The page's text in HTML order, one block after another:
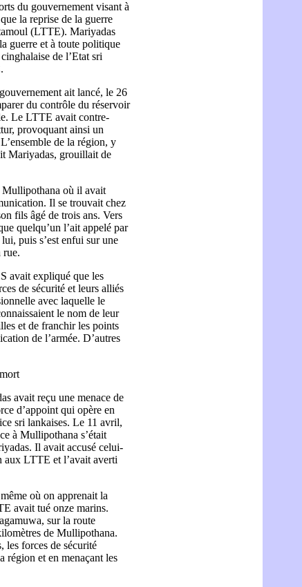
du gouvernement visant à
la reprise de la guerre
(LTTE). Mariyadas
guerre et à toute politique
de l’Etat sri
ait lancé, le 26
du contrôle du réservoir
Le LTTE avait contre-
provoquant ainsi un
de la région, y
Mariyadas, grouillait de
Mullipothana où il avait
Il se trouvait chez
fils âgé de trois ans. Vers
quelqu’un l’ait appelé par
puis s’est enfui sur une
rue.
avait expliqué que les
de sécurité et leurs alliés
avec laquelle le
le nom de leur
et de franchir les points
de l’armée. D’autres
avait reçu une menace de
d’appoint qui opère en
sri lankaises. Le 11 avril,
à Mullipothana s’était
Il avait accusé celui-
aux LTTE et l’avait averti
où on apprenait la
avait tué onze marins.
sur la route
de Mullipothana.
les forces de sécurité
région et en menaçant les